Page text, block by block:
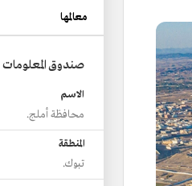
معالمها
صندوق المعلومات
الاسم
محافظة أملج.
المنطقة
تبوك.